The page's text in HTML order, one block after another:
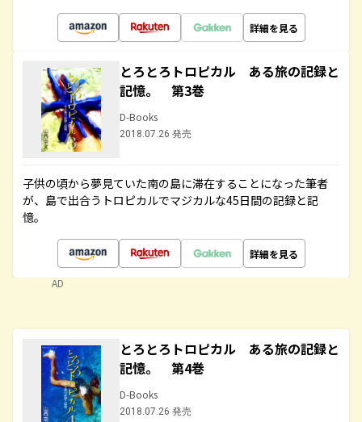
詳細を見る
とろとろトロピカル ある旅の記録と
記憶。 第3巻
D-Books
2018.07.26 発売
子供の頃から夢見ていた南の島に滞在することになった筆者
が、島で出合うトロピカルでマジカルな45日間の記録と記
憶。
詳細を見る
AD
とろとろトロピカル ある旅の記録と
記憶。 第4巻
D-Books
2018.07.26 発売